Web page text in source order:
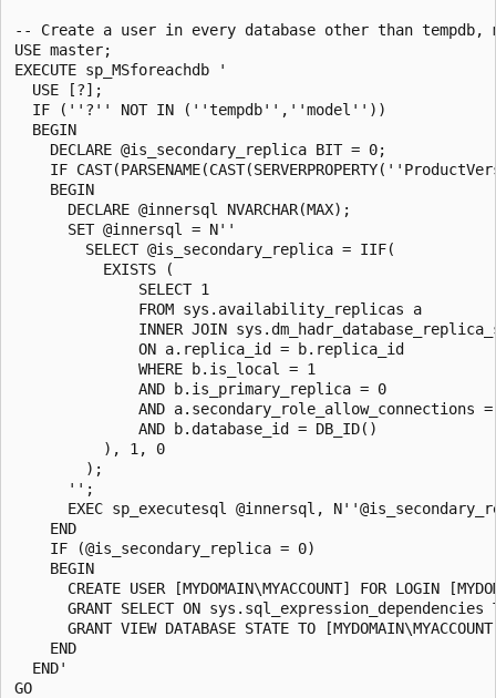
-- Create a user in every database other than tempdb,
USE master;
EXECUTE sp_MSforeachdb '
  USE [?];
  IF (''?'' NOT IN (''tempdb'',''model''))
  BEGIN
    DECLARE @is_secondary_replica BIT = 0;
IF
    BEGIN
      DECLARE @innersql NVARCHAR(MAX);
      SET @innersql = N''
        SELECT @is_secondary_replica = IIF(
          EXISTS (
              SELECT 1
              FROM sys.availability_replicas a
INNER JOIN
              ON a.replica_id = b.replica_id
              WHERE b.is_local = 1
              AND b.is_primary_replica = 0
AND a.secondary_role_allow_connections =
              AND b.database_id = DB_ID()
          ), 1, 0
        );
      '';
EXEC sp_executesql @innersql,
    END
    IF (@is_secondary_replica = 0)
    BEGIN
CREATE USER [MYDOMAIN\MYACCOUNT] FOR LOGIN
GRANT SELECT ON sys.sql_expression_dependencies
GRANT VIEW DATABASE STATE TO
    END
  END'
GO